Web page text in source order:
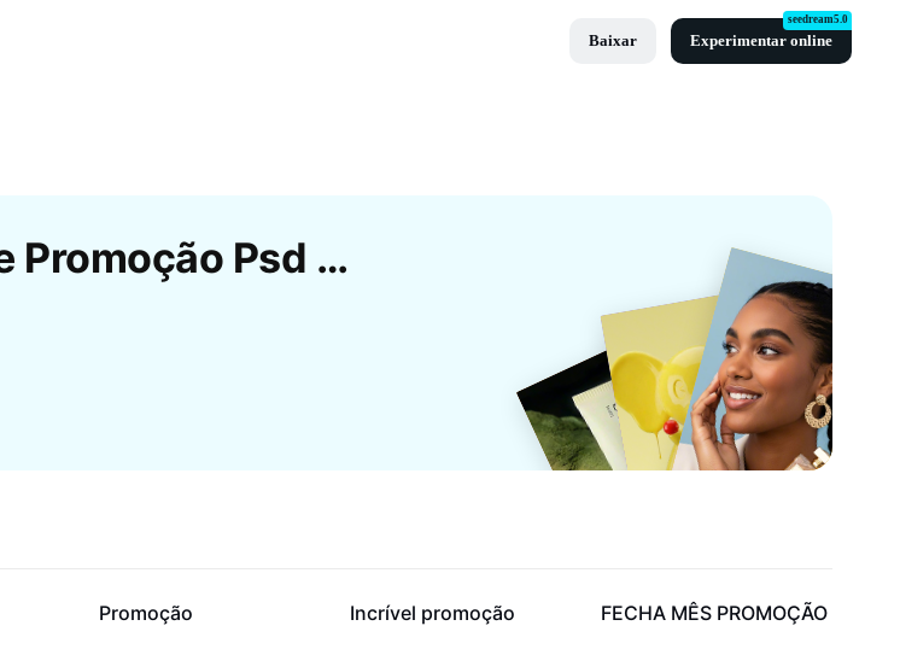
Baixar Experimentar online
seedream5.0
Modelos Gratuitos De Banner De Promoção Psd Da CapCut
6,4 mil
Promoção 6,3 mil
Incrível promoção 5,8 mil
FECHA MÊS PROMOÇÃO